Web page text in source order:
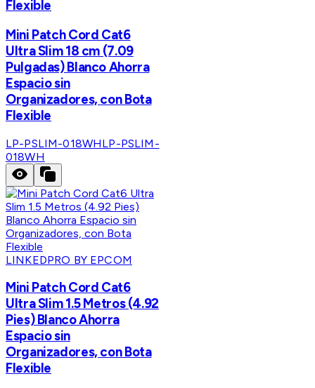
Flexible
Mini Patch Cord Cat6
Ultra Slim 18 cm (7.09
Pulgadas) Blanco Ahorra
Espacio sin
Organizadores, con Bota
Flexible
LP-PSLIM-018WHLP-PSLIM-
018WH
LINKEDPRO BY EPCOM
Mini Patch Cord Cat6
Ultra Slim 1.5 Metros (4.92
Pies) Blanco Ahorra
Espacio sin
Organizadores, con Bota
Flexible